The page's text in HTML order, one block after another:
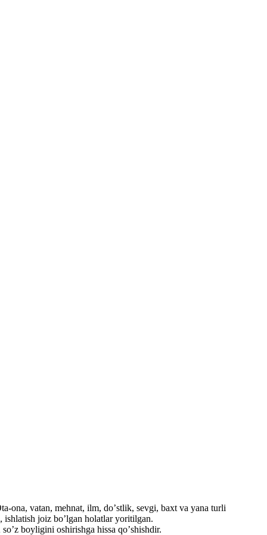
ona, vatan, mehnat, ilm, doʼstlik, sevgi, baxt va yana turli
joiz boʼlgan holatlar yoritilgan.
boyligini oshirishga hissa qoʼshishdir.